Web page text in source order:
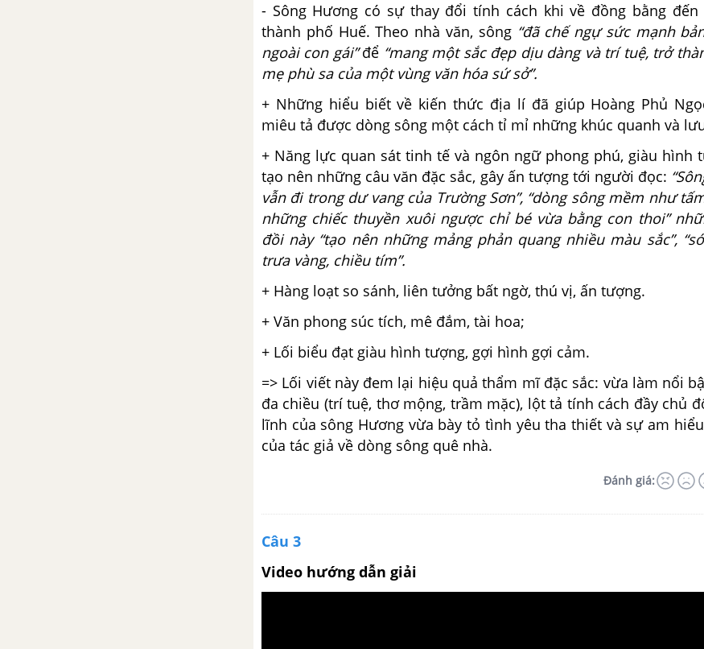
- Sông Hương có sự thay đổi tính cách khi về đồng bằng đến
thành phố Huế. Theo nhà văn, sông “đã chế ngự sức mạnh
ngoài con gái”để “mang một sắc đẹp dịu dàng và trí tuệ, trở
mẹ phù sa của một vùng văn hóa sứ sở”.
+ Những hiểu biết về kiến thức địa lí đã giúp Hoàng Phủ
miêu tả được dòng sông một cách tỉ mỉ những khúc quanh và
+ Năng lực quan sát tinh tế và ngôn ngữ phong phú, giàu hình
tạo nên những câu văn đặc sắc, gây ấn tượng tới người đọc:
vẫn đi trong dư vang của Trường Sơn”, “dòng sông mềm như
những chiếc thuyền xuôi ngược chỉ bé vừa bằng con thoi”
đồi này “tạo nên những mảng phản quang nhiều màu sắc”,
trưa vàng, chiều tím”.
+ Hàng loạt so sánh, liên tưởng bất ngờ, thú vị, ấn tượng.
+ Văn phong súc tích, mê đắm, tài hoa;
+ Lối biểu đạt giàu hình tượng, gợi hình gợi cảm.
=> Lối viết này đem lại hiệu quả thẩm mĩ đặc sắc: vừa làm nổi
đa chiều (trí tuệ, thơ mộng, trầm mặc), lột tả tính cách đầy chủ
lĩnh của sông Hương vừa bày tỏ tình yêu tha thiết và sự am
của tác giả về dòng sông quê nhà.
Đánh giá:
Câu 3
Video hướng dẫn giải